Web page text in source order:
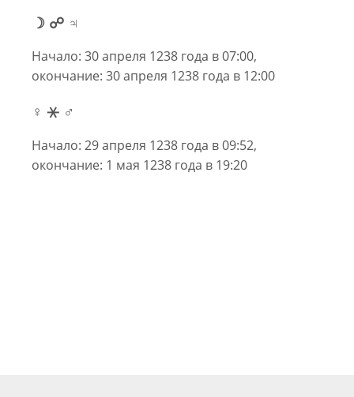
☽ ☍ ♃
Начало: 30 апреля 1238 года в 07:00,
окончание: 30 апреля 1238 года в 12:00
♀ ⚹ ♂
Начало: 29 апреля 1238 года в 09:52,
окончание: 1 мая 1238 года в 19:20